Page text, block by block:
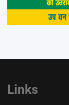
Links